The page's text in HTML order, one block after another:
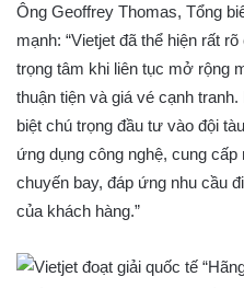
Ông Geoffrey Thomas, Tổng
mạnh: “Vietjet đã thể hiện rất
trọng tâm khi liên tục mở rộng
thuận tiện và giá vé cạnh
biệt chú trọng đầu tư vào đội
ứng dụng công nghệ, cung
chuyến bay, đáp ứng nhu cầu
của khách hàng.”